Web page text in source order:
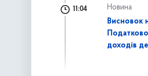
11:04
Новина
Висновок
доходів